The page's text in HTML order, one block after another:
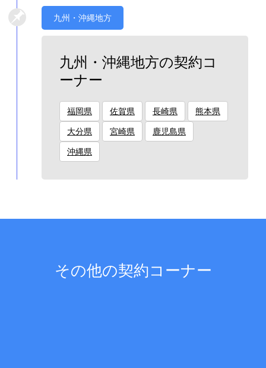
九州・沖縄地方
九州・沖縄地方の契約コ
ーナー
福岡県 佐賀県 長崎県 熊本県
大分県 宮崎県 鹿児島県
沖縄県
その他の契約コーナー